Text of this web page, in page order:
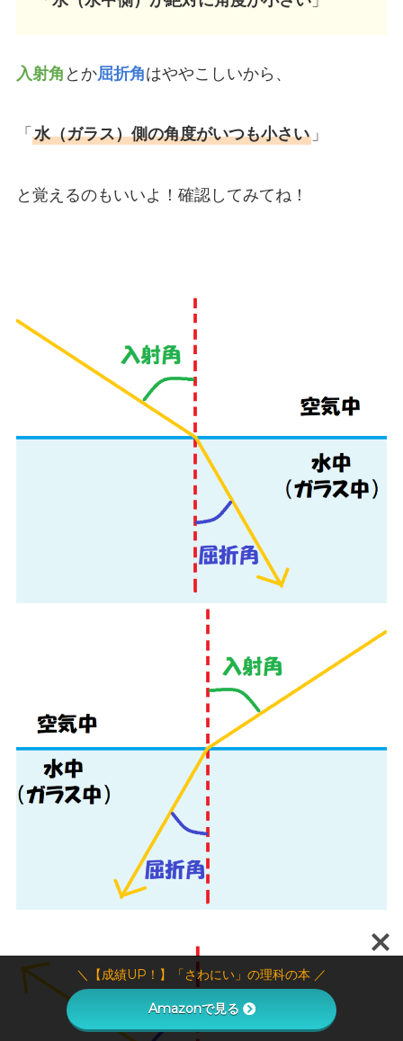
入射角 とか屈折角はややこしいから、
「 水（ガラス）側の角度がいつも小さい」
と覚えるのもいいよ！確認してみてね！
＼【成績UP！】「さわにい」の理科の本 ／
Amazonで見る